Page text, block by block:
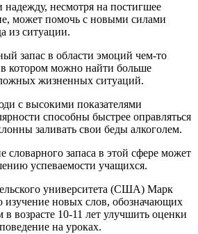
надежду, несмотря на постигшее
может помочь с новыми силами
из ситуации.
запас в области эмоций чем-то
котором можно найти больше
жизненных ситуаций.
с высокими показателями
способны быстрее оправляться
заливать свои беды алкоголем.
словарного запаса в этой сфере может
успеваемости учащихся.
университета (США) Марк
изучение новых слов, обозначающих
возрасте 10-11 лет улучшить оценки
на уроках.